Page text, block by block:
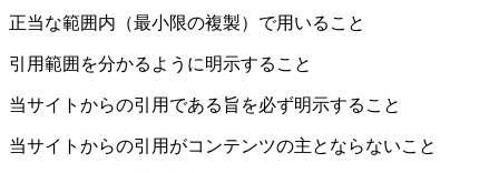
正当な範囲内（最小限の複製）で用いること
引用範囲を分かるように明示すること
当サイトからの引用である旨を必ず明示すること
当サイトからの引用がコンテンツの主とならないこと